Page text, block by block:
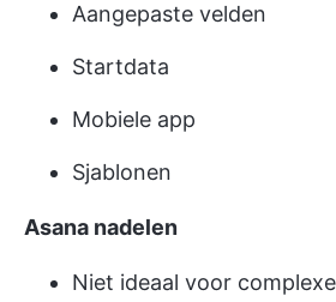
Aangepaste velden
Startdata
Mobiele app
Sjablonen
Asana nadelen
Niet ideaal voor